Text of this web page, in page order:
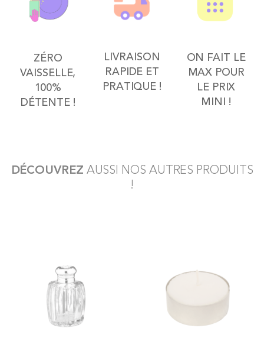
ZÉRO
VAISSELLE,
100%
DÉTENTE !
LIVRAISON
RAPIDE ET
PRATIQUE !
ON FAIT LE
MAX POUR
LE PRIX
MINI !
DÉCOUVREZAUSSI NOS AUTRES PRODUITS
!